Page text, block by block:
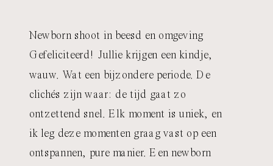
Newborn shoot in beesd en omgeving
Gefeliciteerd! Jullie krijgen een kindje,
wauw. Wat een bijzondere periode. De
clichés zijn waar: de tijd gaat zo
ontzettend snel. Elk moment is uniek, en
ik leg deze momenten graag vast op een
ontspannen, pure manier. Een newborn